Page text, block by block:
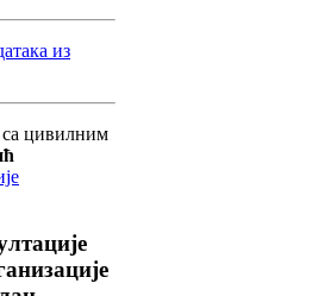
из
са цивилним